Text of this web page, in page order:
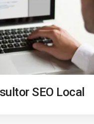
SEO Local